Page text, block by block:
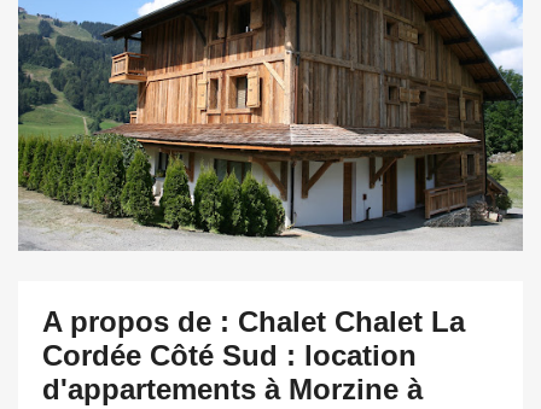
A propos de : Chalet Chalet La
Cordée Côté Sud : location
d'appartements à Morzine à